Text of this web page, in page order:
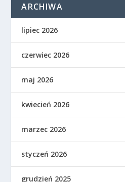
ARCHIWA
lipiec 2026
czerwiec 2026
maj 2026
kwiecień 2026
marzec 2026
styczeń 2026
grudzień 2025